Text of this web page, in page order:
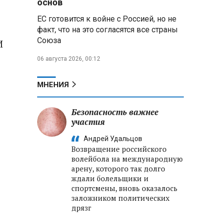
В Свердловской области
взорван автомобиль директора
Российские пловцы
зимнему плаванию
Александр Новак:
Независимые АЗС начнут
снабжать топливом через
региональных операторов
Беларусь и Россия
усиливают сотрудничество по
реализации Целей устойчивого
развития
основ
ЕС готовится к войне с Россией, но не
факт, что на это согласятся все страны
Союза
06 августа 2026, 00:12
МНЕНИЯ
Безопасность важнее
участия
Андрей Удальцов
Возвращение российского
волейбола на международную
арену, которого так долго
ждали болельщики и
спортсмены, вновь оказалось
заложником политических
дрязг